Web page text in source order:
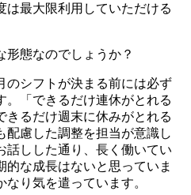
は最大限利用していただける
態なのでしょうか？
のシフトが決まる前には必ず
。「できるだけ連休がとれる
きるだけ週末に休みがとれる
配慮した調整を担当が意識し
話しした通り、長く働いてい
的な成長はないと思っていま
り気を遣っています。